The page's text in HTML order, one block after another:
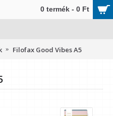
0 termék - 0 Ft
Filofax Good Vibes A5